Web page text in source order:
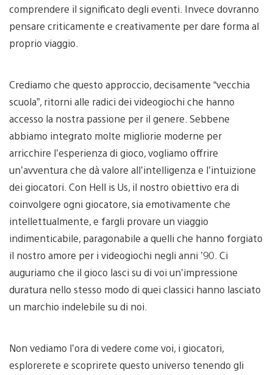
comprendere il significato degli eventi. Invece dovranno
pensare criticamente e creativamente per dare forma al
proprio viaggio.
Crediamo che questo approccio, decisamente “vecchia
scuola”, ritorni alle radici dei videogiochi che hanno
accesso la nostra passione per il genere. Sebbene
abbiamo integrato molte migliorie moderne per
arricchire l’esperienza di gioco, vogliamo offrire
un’avventura che dà valore all’intelligenza e l’intuizione
dei giocatori. Con Hell is Us, il nostro obiettivo era di
coinvolgere ogni giocatore, sia emotivamente che
intellettualmente, e fargli provare un viaggio
indimenticabile, paragonabile a quelli che hanno forgiato
il nostro amore per i videogiochi negli anni ’90. Ci
auguriamo che il gioco lasci su di voi un’impressione
duratura nello stesso modo di quei classici hanno lasciato
un marchio indelebile su di noi.
Non vediamo l’ora di vedere come voi, i giocatori,
esplorerete e scoprirete questo universo tenendo gli